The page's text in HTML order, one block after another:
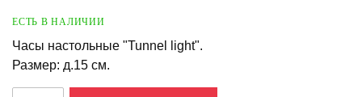
ЕСТЬ В НАЛИЧИИ
Часы настольные "Tunnel light".
Размер: д.15 см.